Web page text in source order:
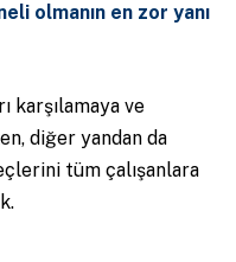
olmanın en zor yanı
karşılamaya ve
diğer yandan da
tüm çalışanlara